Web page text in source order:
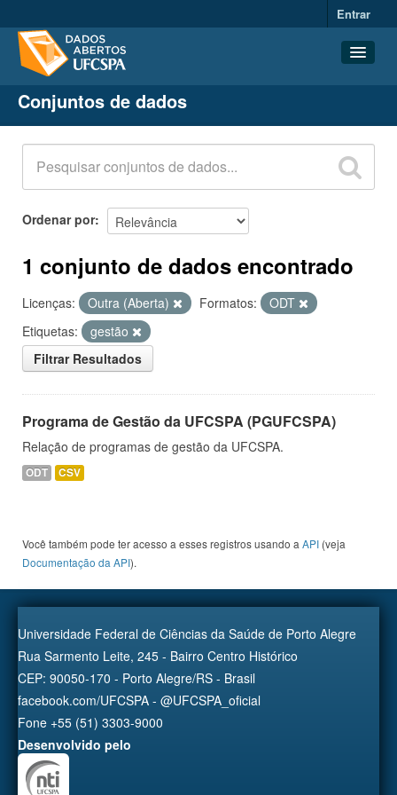
Entrar
Conjuntos de dados
Organizações
Grupos
Sobre
Conjuntos de dados
Ordenar por
1 conjunto de dados encontrado
Licenças: Outra (Aberta) Formatos:
ODT
Etiquetas:
gestão
Filtrar Resultados
Programa de Gestão da UFCSPA (PGUFCSPA)
Relação de programas de gestão da UFCSPA.
ODT CSV
Você também pode ter acesso a esses registros usando a API (veja
Documentação da API).
Universidade Federal de Ciências da Saúde de Porto Alegre
Rua Sarmento Leite, 245 - Bairro Centro Histórico
CEP: 90050-170 - Porto Alegre/RS - Brasil
facebook.com/UFCSPA - @UFCSPA_oficial
Fone +55 (51) 3303-9000
Desenvolvido pelo